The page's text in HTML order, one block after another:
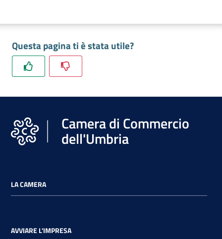
Questa pagina ti è stata utile?
Camera di Commercio
dell'Umbria
LA CAMERA
AVVIARE L'IMPRESA